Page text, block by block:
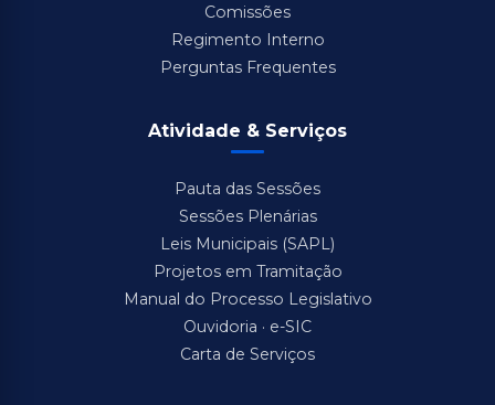
Comissões
Regimento Interno
Perguntas Frequentes
Atividade & Serviços
Pauta das Sessões
Sessões Plenárias
Leis Municipais (SAPL)
Projetos em Tramitação
Manual do Processo Legislativo
Ouvidoria · e-SIC
Carta de Serviços